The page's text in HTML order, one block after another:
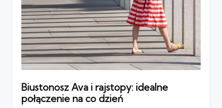
Biustonosz Ava i rajstopy: idealne
połączenie na co dzień